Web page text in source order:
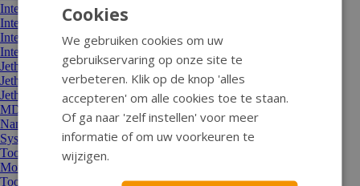
Integraal helmen MT
Integraal helmen SMK
Integraal helmen Tornado
Integraal helmen Vito
Jethelm Tucano
Jethelmen Lem
Jethelmen MT
MDS-onderdelen
Nano-vizier
Systeemhelm Roof
Toon alle Helmen
Motor en aandrijving
Toon alle Motor en aandrijving
Cookies
We gebruiken cookies om uw
gebruikservaring op onze site te
verbeteren. Klik op de knop 'alles
accepteren' om alle cookies toe te staan.
Of ga naar 'zelf instellen' voor meer
informatie of om uw voorkeuren te
wijzigen.